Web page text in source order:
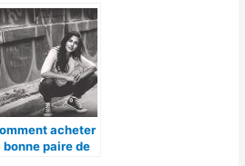
acheter
bonne paire de